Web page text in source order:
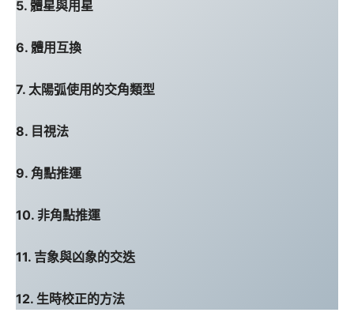
5. 體星與用星
6. 體用互換
7. 太陽弧使用的交角類型
8. 目視法
9. 角點推運
10. 非角點推運
11. 吉象與凶象的交迭
12. 生時校正的方法